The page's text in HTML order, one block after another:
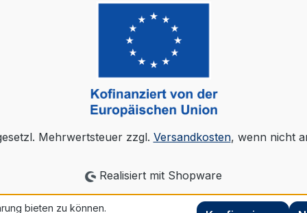
Mehrwertsteuer zzgl. Versandkosten, wenn nicht
Realisiert mit Shopware
bieten zu können.